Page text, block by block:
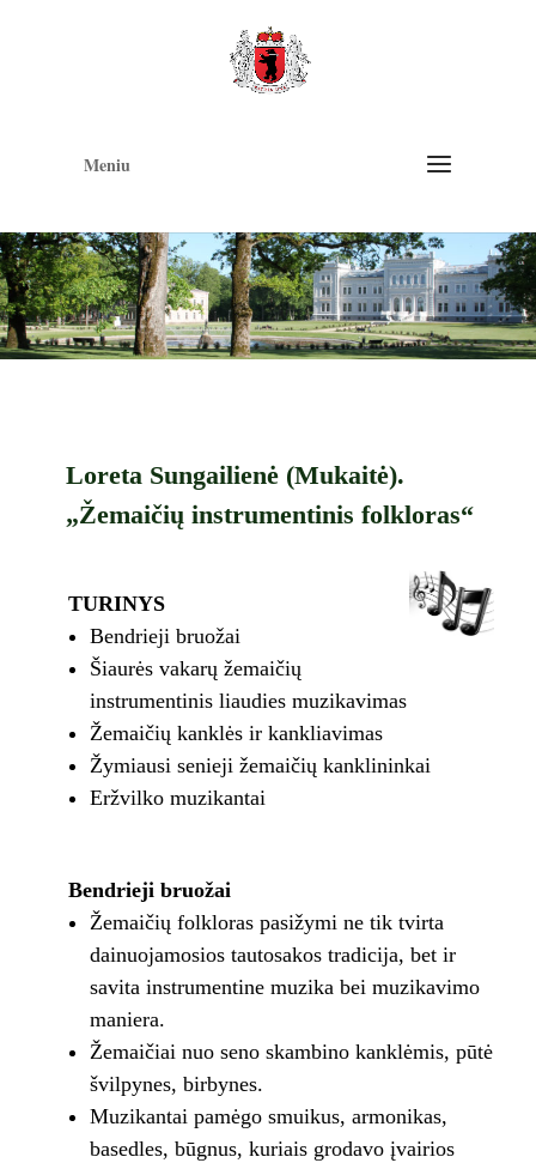
Meniu
Loreta Sungailienė (Mukaitė).
„Žemaičių instrumentinis folkloras“
TURINYS
Bendrieji bruožai
Šiaurės vakarų žemaičių
instrumentinis liaudies muzikavimas
Žemaičių kanklės ir kankliavimas
Žymiausi senieji žemaičių kanklininkai
Eržvilko muzikantai
Bendrieji bruožai
Žemaičių folkloras pasižymi ne tik tvirta
dainuojamosios tautosakos tradicija, bet ir
savita instrumentine muzika bei muzikavimo
maniera.
Žemaičiai nuo seno skambino kanklėmis, pūtė
švilpynes, birbynes.
Muzikantai pamėgo smuikus, armonikas,
basedles, būgnus, kuriais grodavo įvairios